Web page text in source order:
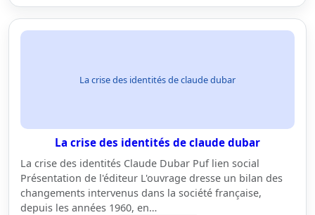
La crise des identités de claude dubar
La crise des identités de claude dubar
La crise des identités Claude Dubar Puf lien social
Présentation de l'éditeur L'ouvrage dresse un bilan des
changements intervenus dans la société française,
depuis les années 1960, en…